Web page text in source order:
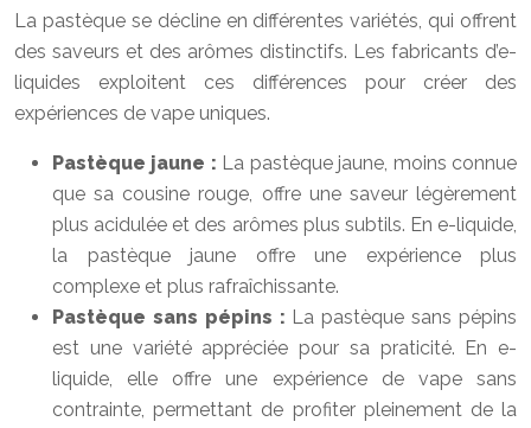
La pastèque se décline en différentes variétés, qui offrent
des saveurs et des arômes distinctifs. Les fabricants d’e-
liquides exploitent ces différences pour créer des
expériences de vape uniques.
Pastèque jaune : La pastèque jaune, moins connue
que sa cousine rouge, offre une saveur légèrement
plus acidulée et des arômes plus subtils. En e-liquide,
la pastèque jaune offre une expérience plus
complexe et plus rafraîchissante.
Pastèque sans pépins : La pastèque sans pépins
est une variété appréciée pour sa praticité. En e-
liquide, elle offre une expérience de vape sans
contrainte, permettant de profiter pleinement de la